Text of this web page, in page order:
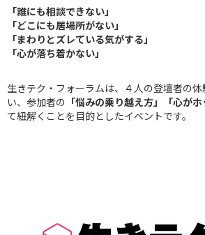
「誰にも相談できない」
「どこにも居場所がない」
「まわりとズレている気がする」
「心が落ち着かない」
生きテク・フォーラムは、４人の登壇者の
い、参加者の 「悩みの乗り越え方」「心がホ
て紐解くことを目的としたイベントです。